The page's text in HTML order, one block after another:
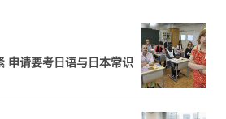
申请要考日语与日本常识